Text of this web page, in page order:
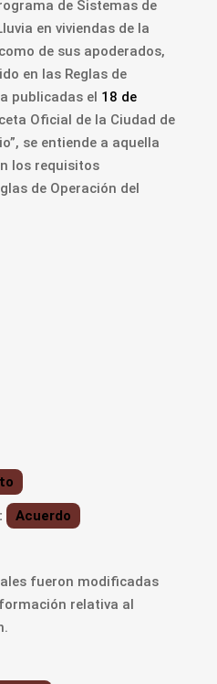
de Sistemas de
en viviendas de la
de sus apoderados,
en las Reglas de
publicadas el 18 de
Oficial de la Ciudad de
se entiende a aquella
los requisitos
de Operación del
Acuerdo
fueron modificadas
relativa al